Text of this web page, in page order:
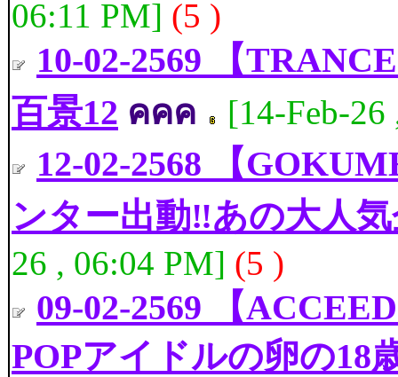
06:11 PM] (5 )
10-02-2569 【
百景12 คคค [14-Feb-
12-02-2568 【
ンター出動‼️あの大人
26 , 06:04 PM] (5 )
09-02-2569 【
POPアイドルの卵の18